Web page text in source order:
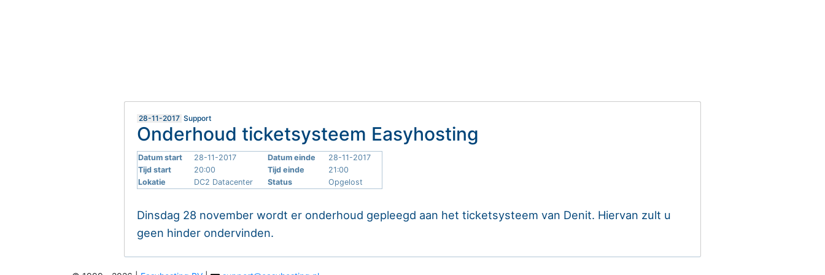
28-11-2017 Support
Onderhoud ticketsysteem Easyhosting
Datum start 28-11-2017 Datum einde
28-11-2017
Tijd start
20:00 Tijd einde
21:00
Lokatie
DC2 Datacenter Status Opgelost
Dinsdag 28 november wordt er onderhoud gepleegd aan het ticketsysteem van Denit. Hiervan zult u
geen hinder ondervinden.